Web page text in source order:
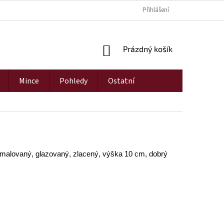
Přihlášení
NÁKUPNÍ
Prázdný košík
Mince Pohledy Ostatní
glazovaný, zlacený, výška 10 cm, dobrý